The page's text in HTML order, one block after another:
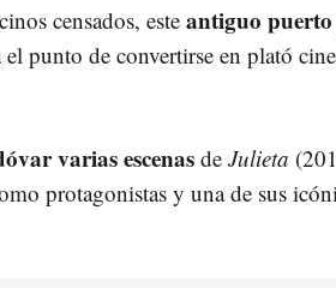
censados, este antiguo puerto
el punto de convertirse en plató
varias escenas de Julieta
protagonistas y una de sus